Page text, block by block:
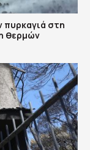
πυρκαγιά στη
θερμών